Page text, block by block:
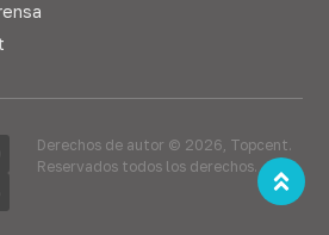
Derechos de autor © 2026, Topcent.
Reservados todos los derechos.